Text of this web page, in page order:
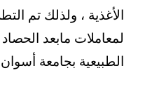
الأغذية ، ولذلك تم
لمعاملات مابعد الحصاد
الطبيعية بجامعة